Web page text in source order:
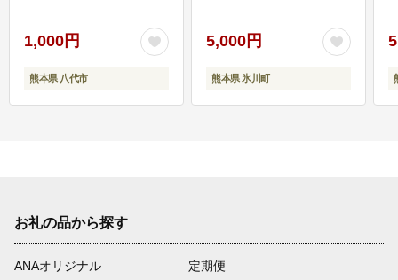
1,000円
熊本県 八代市
5,000円
熊本県 氷川町
お礼の品から探す
ANAオリジナル
定期便